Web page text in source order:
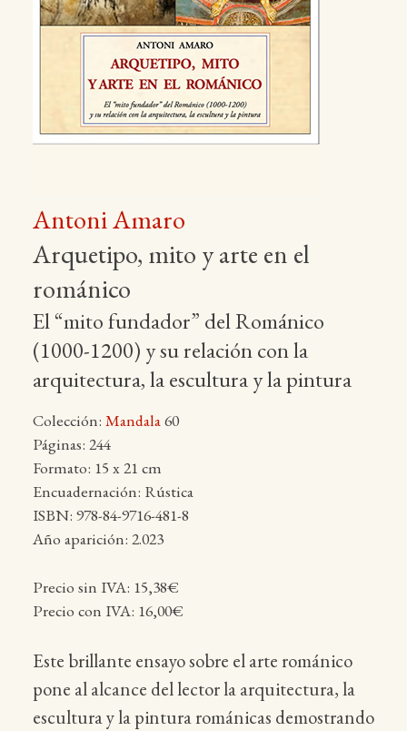
Antoni Amaro
Arquetipo, mito y arte en el
románico
El “mito fundador” del Románico
(1000-1200) y su relación con la
arquitectura, la escultura y la pintura
Colección: Mandala60
Páginas: 244
Formato: 15 x 21 cm
Encuadernación: Rústica
ISBN: 978-84-9716-481-8
Año aparición: 2.023
Precio sin IVA: 15,38€
Precio con IVA: 16,00€
Este brillante ensayo sobre el arte románico
pone al alcance del lector la arquitectura, la
escultura y la pintura románicas demostrando